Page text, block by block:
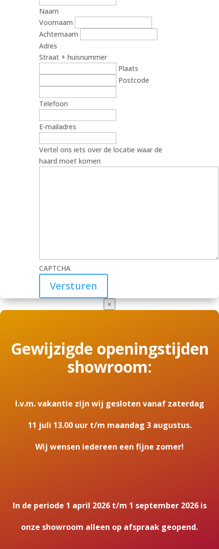
Naam
Voornaam
Achternaam
Adres
Straat + huisnummer
Plaats
Postcode
Telefoon
E-mailadres
Vertel ons iets over de locatie waar de
haard moet komen
CAPTCHA
×
Gewijzigde openingstijden
showroom:
I.v.m. vakantie zijn wij gesloten vanaf zaterdag
11 juli 13.00 uur t/m maandag 3 augustus.
Wij wensen iedereen een fijne zomer!
In de periode 1 april 2026 t/m 1 september 2026 is
onze showroom alleen op afspraak geopend.